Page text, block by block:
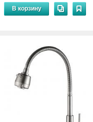
В корзину